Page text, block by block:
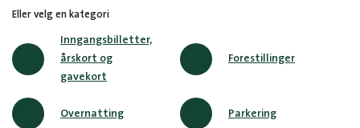
Eller velg en kategori
Inngangsbilletter,
årskort og
gavekort
Forestillinger
Overnatting Parkering